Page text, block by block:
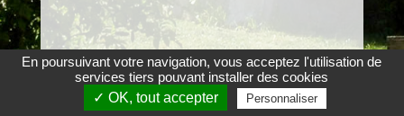
En poursuivant votre navigation, vous acceptez l'utilisation de
services tiers pouvant installer des cookies
✓ OK, tout accepter
Personnaliser